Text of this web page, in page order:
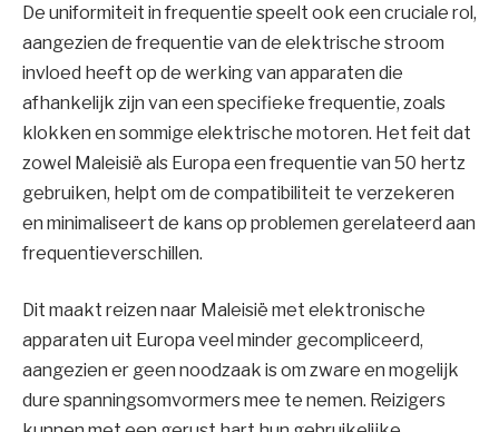
De uniformiteit in frequentie speelt ook een cruciale rol,
aangezien de frequentie van de elektrische stroom
invloed heeft op de werking van apparaten die
afhankelijk zijn van een specifieke frequentie, zoals
klokken en sommige elektrische motoren. Het feit dat
zowel Maleisië als Europa een frequentie van 50 hertz
gebruiken, helpt om de compatibiliteit te verzekeren
en minimaliseert de kans op problemen gerelateerd aan
frequentieverschillen.
Dit maakt reizen naar Maleisië met elektronische
apparaten uit Europa veel minder gecompliceerd,
aangezien er geen noodzaak is om zware en mogelijk
dure spanningsomvormers mee te nemen. Reizigers